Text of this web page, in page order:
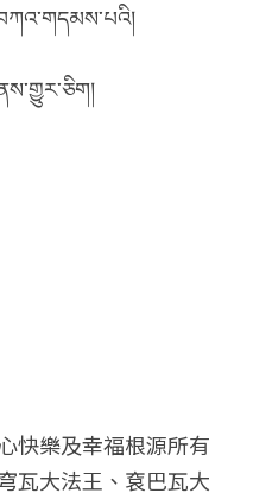
快樂及幸福根源所有
瓦大法王、袞巴瓦大